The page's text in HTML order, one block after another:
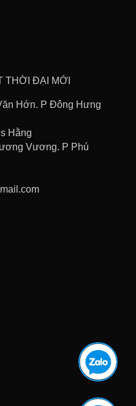
THỜI ĐẠI MỚI
Hớn. P Đông Hưng
Hằng
Vương. P Phú